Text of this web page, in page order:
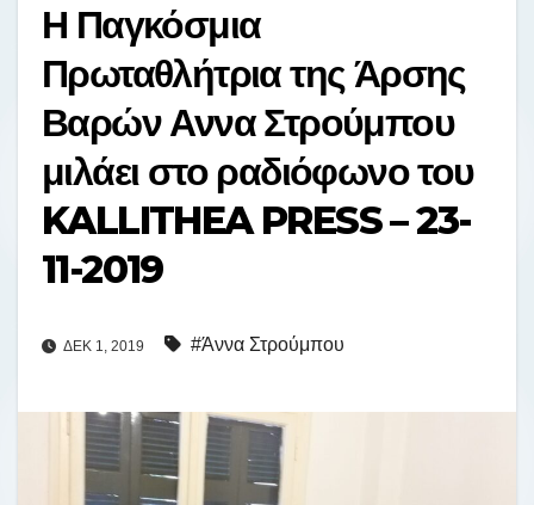
Η Παγκόσμια
Πρωταθλήτρια της Άρσης
Βαρών Αννα Στρούμπου
μιλάει στο ραδιόφωνο του
KALLITHEA PRESS – 23-
11-2019
ΔΕΚ 1, 2019 #Άννα Στρούμπου